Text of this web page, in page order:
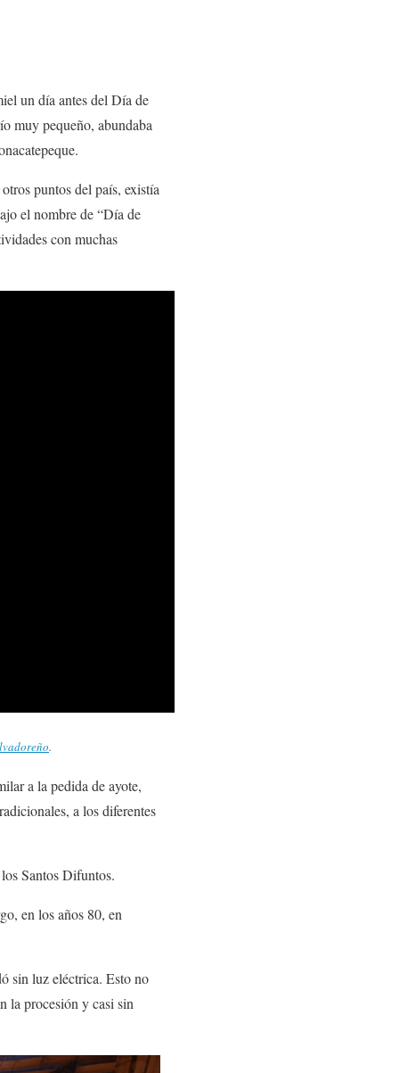
un día antes del Día de
muy pequeño, abundaba
puntos del país, existía
el nombre de “Día de
con muchas
.
a la pedida de ayote,
a los diferentes
Santos Difuntos.
en los años 80, en
sin luz eléctrica. Esto no
la procesión y casi sin